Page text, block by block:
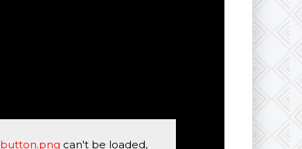
can't be loaded,